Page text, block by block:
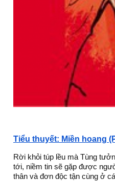
Tiểu thuyết: Miền hoang
Rời khỏi túp lều mà Tùng
tới, niềm tin sẽ gặp được
thân và đơn độc tận cùng ở